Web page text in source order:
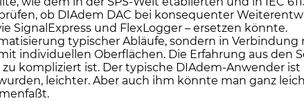
ob DIAdem DAC bei konsequenter
SignalExpress und FlexLogger – ersetzen könnte.
typischer Abläufe, sondern in
individuellen Oberflächen. Die Erfahrung aus den
kompliziert ist. Der typische DIAdem-Anwender
leichter. Aber auch ihm könnte man ganz